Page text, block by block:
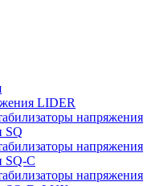
LIDER
напряжения
SQ
напряжения
SQ-C
напряжения